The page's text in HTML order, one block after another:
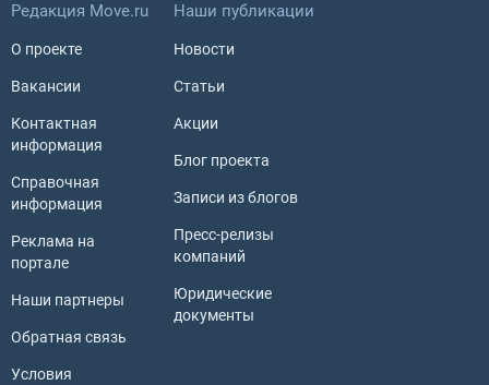
Редакция Move.ru
О проекте
Вакансии
Контактная
информация
Справочная
информация
Реклама на
портале
Наши партнеры
Обратная связь
Условия
Наши публикации
Новости
Статьи
Акции
Блог проекта
Записи из блогов
Пресс-релизы
компаний
Юридические
документы